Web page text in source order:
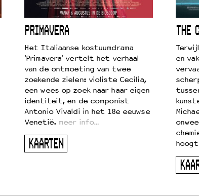
PRIMAVERA
Het Italiaanse kostuumdrama
'Primavera' vertelt het verhaal
van de ontmoeting van twee
zoekende zielen: violiste Cecilia,
een wees op zoek naar haar eigen
identiteit, en de componist
Antonio Vivaldi in het 18e eeuwse
Venetië. meer info…
KAARTEN
THE
en